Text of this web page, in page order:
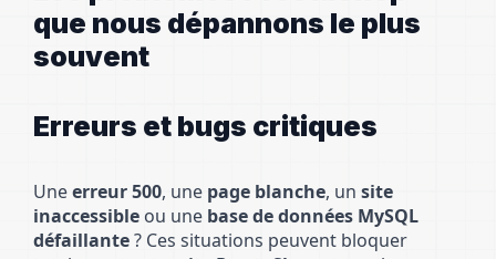
que nous dépannons le plus
souvent
Erreurs et bugs critiques
Uneerreur 500, une page blanche, un site
inaccessible ou une base de données MySQL
défaillante? Ces situations peuvent bloquer